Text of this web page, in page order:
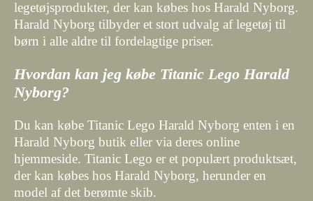
legetøjsprodukter, der kan købes hos Harald Nyborg.
Harald Nyborg tilbyder et stort udvalg af legetøj til
børn i alle aldre til fordelagtige priser.
Hvordan kan jeg købe Titanic Lego Harald
Nyborg?
Du kan købe Titanic Lego Harald Nyborg enten i en
Harald Nyborg butik eller via deres online
hjemmeside. Titanic Lego er et populært produktsæt,
der kan købes hos Harald Nyborg, herunder en
model af det berømte skib.